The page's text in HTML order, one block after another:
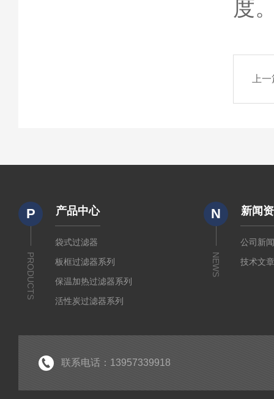
度
上
P
PRODUCTS
产品中心
袋式过滤器
板框过滤器系列
保温加热过滤器系列
活性炭过滤器系列
水系及有机微孔滤膜系列
N
NEWS
新闻
公司新
技术文
联系电话：13957339918